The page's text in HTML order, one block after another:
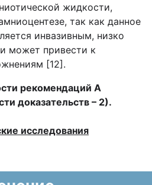
жидкости,
так как данное
инвазивным, низко
может привести к
[12].
рекомендаций А
доказательств – 2).
исследования